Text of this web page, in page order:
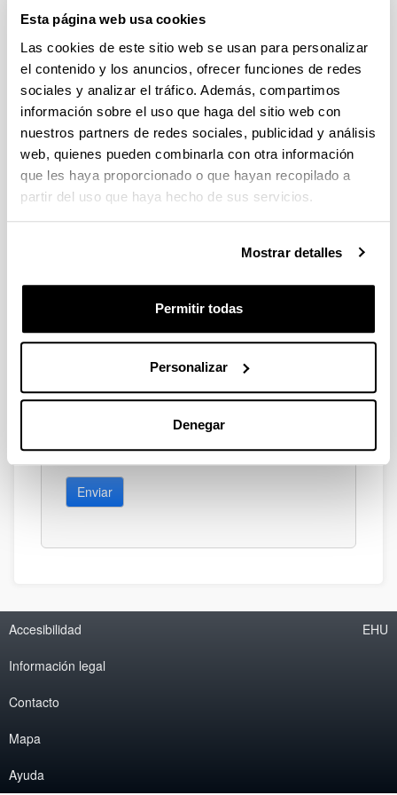
Esta página web usa cookies
Las cookies de este sitio web se usan para personalizar
el contenido y los anuncios, ofrecer funciones de redes
sociales y analizar el tráfico. Además, compartimos
información sobre el uso que haga del sitio web con
nuestros partners de redes sociales, publicidad y análisis
web, quienes pueden combinarla con otra información
que les haya proporcionado o que hayan recopilado a
partir del uso que haya hecho de sus servicios.
Mostrar detalles
Permitir todas
Personalizar
Denegar
Sugerencias y solicitudes
Escriba aquí su sugerencia o solicitud
Indica campos obligatorios
Enviar
Accesibilidad
Información legal
Contacto
Mapa
Ayuda
EHU